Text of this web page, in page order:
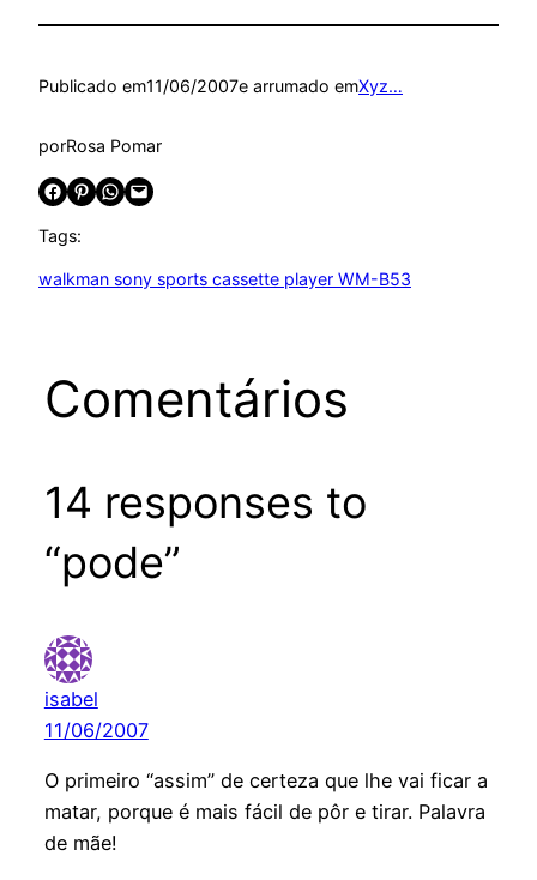
Publicado em11/06/2007e arrumado emXyz…
porRosa Pomar
Share on Facebook Share on Pinterest Share on WhatsApp Email this Page
Tags:
walkman sony sports cassette player WM-B53
Comentários
14 responses to
“pode”
isabel
11/06/2007
O primeiro “assim” de certeza que lhe vai ficar a
matar, porque é mais fácil de pôr e tirar. Palavra
de mãe!